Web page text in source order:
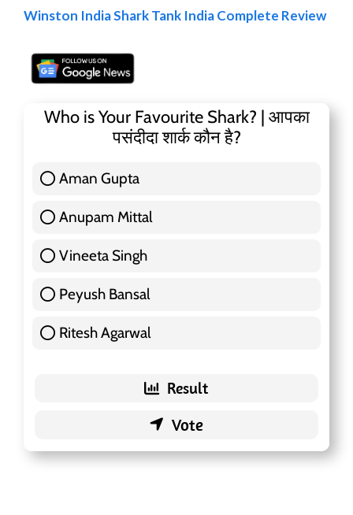
Winston India Shark Tank India Complete Review
Who is Your Favourite Shark? | आपका
पसंदीदा शार्क कौन है?
Aman Gupta
Anupam Mittal
Vineeta Singh
Peyush Bansal
Ritesh Agarwal